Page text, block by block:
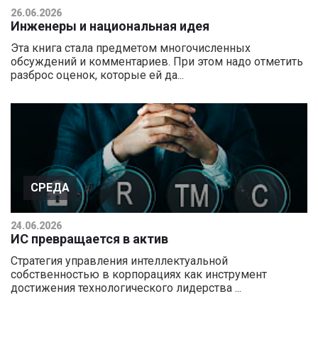
26.06.2026
Инженеры и национальная идея
Эта книга стала предметом многочисленных
обсуждений и комментариев. При этом надо отметить
разброс оценок, которые ей да...
СРЕДА
24.06.2026
ИС превращается в актив
Стратегия управления интеллектуальной
собственностью в корпорациях как инструмент
достижения технологического лидерства ...